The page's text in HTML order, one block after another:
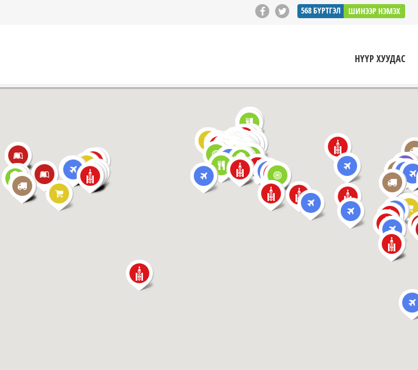
568БҮРТГЭЛ ШИНЭЭР НЭМЭХ
НҮҮР ХУУДАС